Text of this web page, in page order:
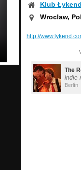
Klub
Wroclaw,
http://
The
indie-
Berlín